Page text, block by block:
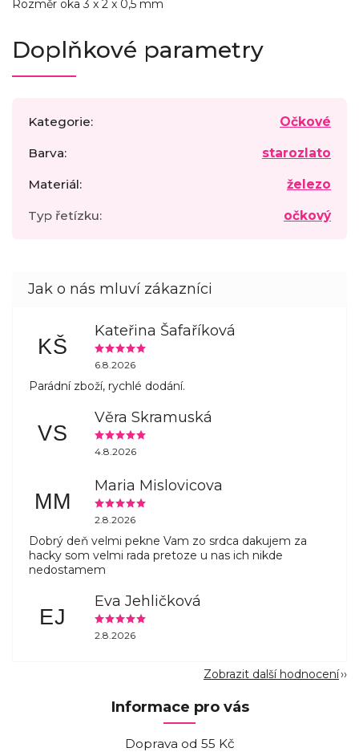
Rozměr oka 3 x 2 x 0,5 mm
Doplňkové parametry
Kategorie: Očkové
Barva: starozlato
Materiál: železo
Typ řetízku: očkový
KŠ
Kateřina Šafaříková
6.8.2026
Parádní zboží, rychlé dodání.
VS
Věra Skramuská
4.8.2026
MM
Maria Mislovicova
2.8.2026
Dobrý deň velmi pekne Vam zo srdca dakujem za
hacky som velmi rada pretoze u nas ich nikde
nedostamem
EJ
Eva Jehličková
2.8.2026
Zobrazit další hodnocení
Informace pro vás
Doprava od 55 Kč